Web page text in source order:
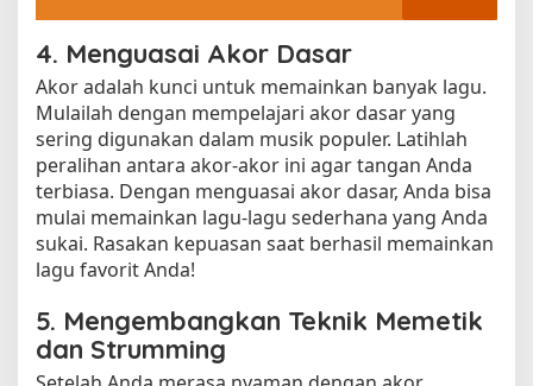
4. Menguasai Akor Dasar
Akor adalah kunci untuk memainkan banyak lagu.
Mulailah dengan mempelajari akor dasar yang
sering digunakan dalam musik populer. Latihlah
peralihan antara akor-akor ini agar tangan Anda
terbiasa. Dengan menguasai akor dasar, Anda bisa
mulai memainkan lagu-lagu sederhana yang Anda
sukai. Rasakan kepuasan saat berhasil memainkan
lagu favorit Anda!
5. Mengembangkan Teknik Memetik
dan Strumming